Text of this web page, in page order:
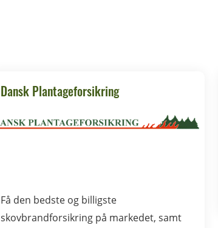
Dansk Plantageforsikring
Få den bedste og billigste
skovbrandforsikring på markedet, samt